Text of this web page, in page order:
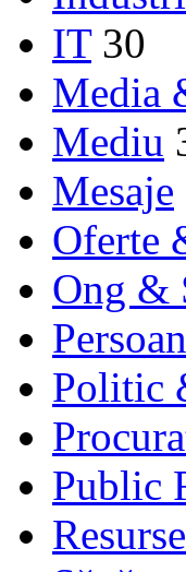
IT 30
Media
Mediu
Mesaje
Oferte
Ong &
Politic
Public